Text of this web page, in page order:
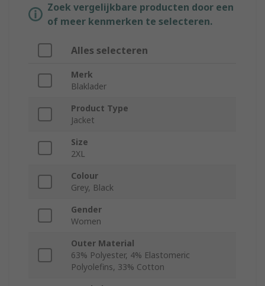
Zoek vergelijkbare producten door een
of meer kenmerken te selecteren.
Alles selecteren
Merk
Blaklader
Product Type
Jacket
Size
2XL
Colour
Grey, Black
Gender
Women
Outer Material
63% Polyester, 4% Elastomeric
Polyolefins, 33% Cotton